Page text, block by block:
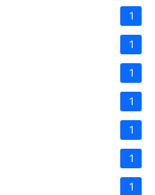
1
1
1
1
1
1
1